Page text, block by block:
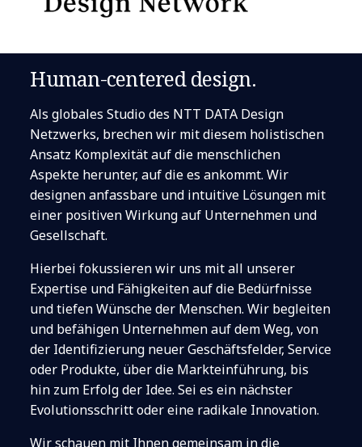
Human-centered design.
Als globales Studio des NTT DATA Design
Netzwerks, brechen wir mit diesem holistischen
Ansatz Komplexität auf die menschlichen
Aspekte herunter, auf die es ankommt. Wir
designen anfassbare und intuitive Lösungen mit
einer positiven Wirkung auf Unternehmen und
Gesellschaft.
Hierbei fokussieren wir uns mit all unserer
Expertise und Fähigkeiten auf die Bedürfnisse
und tiefen Wünsche der Menschen. Wir begleiten
und befähigen Unternehmen auf dem Weg, von
der Identifizierung neuer Geschäftsfelder, Service
oder Produkte, über die Markteinführung, bis
hin zum Erfolg der Idee. Sei es ein nächster
Evolutionsschritt oder eine radikale Innovation.
Wir schauen mit Ihnen gemeinsam in die